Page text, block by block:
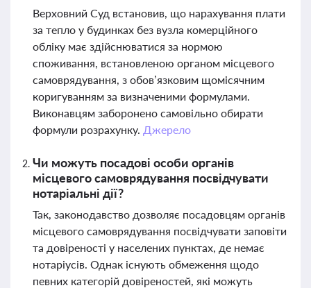
Верховний Суд встановив, що нарахування плати
за тепло у будинках без вузла комерційного
обліку має здійснюватися за нормою
споживання, встановленою органом місцевого
самоврядування, з обов’язковим щомісячним
коригуванням за визначеними формулами.
Виконавцям заборонено самовільно обирати
формули розрахунку. Джерело
Чи можуть посадові особи органів
місцевого самоврядування посвідчувати
нотаріальні дії?
Так, законодавство дозволяє посадовцям органів
місцевого самоврядування посвідчувати заповіти
та довіреності у населених пунктах, де немає
нотаріусів. Однак існують обмеження щодо
певних категорій довіреностей, які можуть